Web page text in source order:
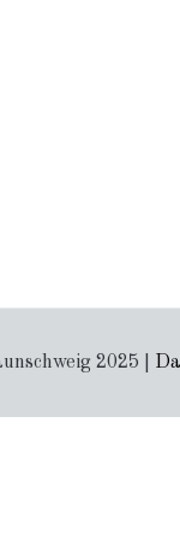
2025 |